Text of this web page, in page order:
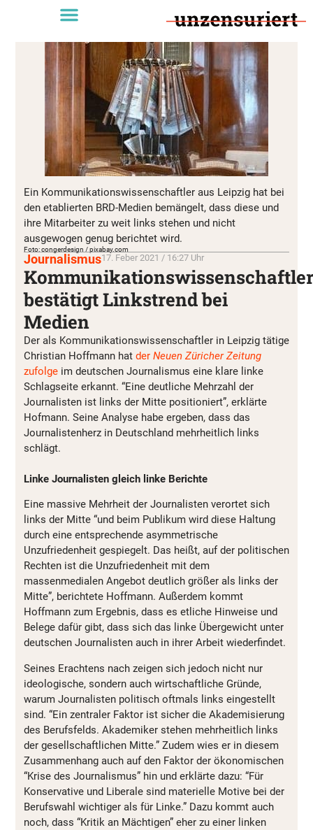
Ein Kommunikationswissenschaftler aus Leipzig hat bei
den etablierten BRD-Medien bemängelt, dass diese und
ihre Mitarbeiter zu weit links stehen und nicht
ausgewogen genug berichtet wird.
Foto: congerdesign / pixabay.com
Journalismus17. Feber 2021 / 16:27 Uhr
Kommunikationswissenschaftler
bestätigt Linkstrend bei
Medien
Der als Kommunikationswissenschaftler in Leipzig tätige
Christian Hoffmann hat der Neuen Züricher Zeitung
zufolge im deutschen Journalismus eine klare linke
Schlagseite erkannt. “Eine deutliche Mehrzahl der
Journalisten ist links der Mitte positioniert”, erklärte
Hofmann. Seine Analyse habe ergeben, dass das
Journalistenherz in Deutschland mehrheitlich links
schlägt.
Linke Journalisten gleich linke Berichte
Eine massive Mehrheit der Journalisten verortet sich
links der Mitte “und beim Publikum wird diese Haltung
durch eine entsprechende asymmetrische
Unzufriedenheit gespiegelt. Das heißt, auf der politischen
Rechten ist die Unzufriedenheit mit dem
massenmedialen Angebot deutlich größer als links der
Mitte”, berichtete Hoffmann. Außerdem kommt
Hoffmann zum Ergebnis, dass es etliche Hinweise und
Belege dafür gibt, dass sich das linke Übergewicht unter
deutschen Journalisten auch in ihrer Arbeit wiederfindet.
Seines Erachtens nach zeigen sich jedoch nicht nur
ideologische, sondern auch wirtschaftliche Gründe,
warum Journalisten politisch oftmals links eingestellt
sind. “Ein zentraler Faktor ist sicher die Akademisierung
des Berufsfelds. Akademiker stehen mehrheitlich links
der gesellschaftlichen Mitte.” Zudem wies er in diesem
Zusammenhang auch auf den Faktor der ökonomischen
“Krise des Journalismus” hin und erklärte dazu: “Für
Konservative und Liberale sind materielle Motive bei der
Berufswahl wichtiger als für Linke.” Dazu kommt auch
noch, dass “Kritik an Mächtigen” eher zu einer linken